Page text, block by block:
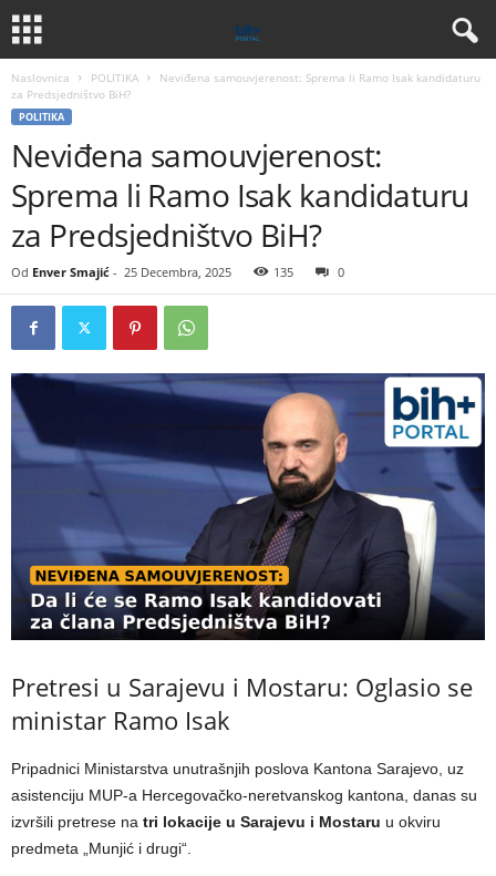
Naslovnica POLITIKA
Neviđena samouvjerenost: Sprema li Ramo Isak kandidaturu
za Predsjedništvo BiH?
POLITIKA
Neviđena samouvjerenost:
Sprema li Ramo Isak kandidaturu
za Predsjedništvo BiH?
Od Enver Smajić - 25 Decembra, 2025 135 0
Pretresi u Sarajevu i Mostaru: Oglasio se
ministar Ramo Isak
Pripadnici Ministarstva unutrašnjih poslova Kantona Sarajevo, uz
asistenciju MUP-a Hercegovačko-neretvanskog kantona, danas su
izvršili pretrese na tri lokacije u Sarajevu i Mostaru u okviru
predmeta „Munjić i drugi“.